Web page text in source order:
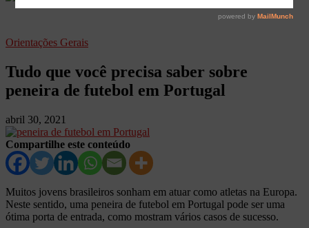
Orientações Gerais
Tudo que você precisa saber sobre
peneira de futebol em Portugal
abril 30, 2021
Compartilhe este conteúdo
Muitos jovens brasileiros sonham em atuar como atletas na Europa.
Neste sentido, uma peneira de futebol em Portugal pode ser uma
ótima porta de entrada, como mostram vários casos de sucesso.